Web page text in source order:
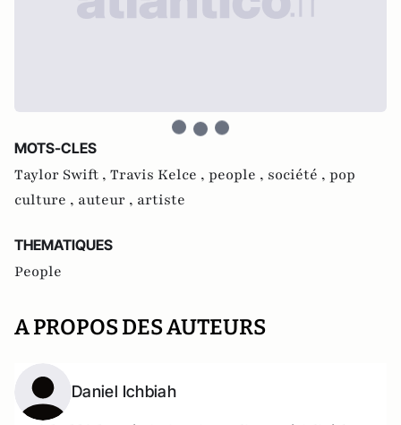
MOTS-CLES
Taylor Swift , Travis Kelce , people , société , pop
culture , auteur , artiste
THEMATIQUES
People
A PROPOS DES AUTEURS
Daniel Ichbiah